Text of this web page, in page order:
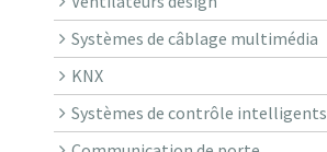
Systèmes de câblage multimédia
KNX
Systèmes de contrôle intelligents